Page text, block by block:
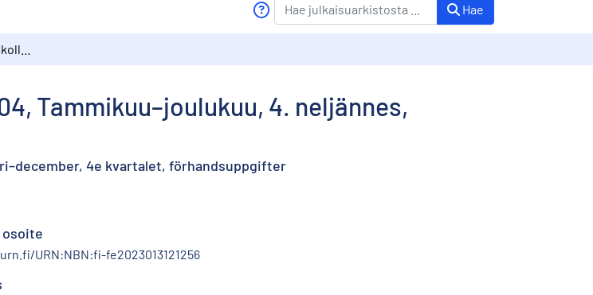
Hae
Tammikuu–joulukuu, 4. neljännes,
4e kvartalet, förhandsuppgifter
osoite
URN:NBN:fi-fe2023013121256